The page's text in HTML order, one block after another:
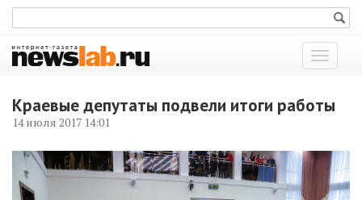
Показать
меню
Краевые депутаты подвели итоги работы
14 июля 2017 14:01